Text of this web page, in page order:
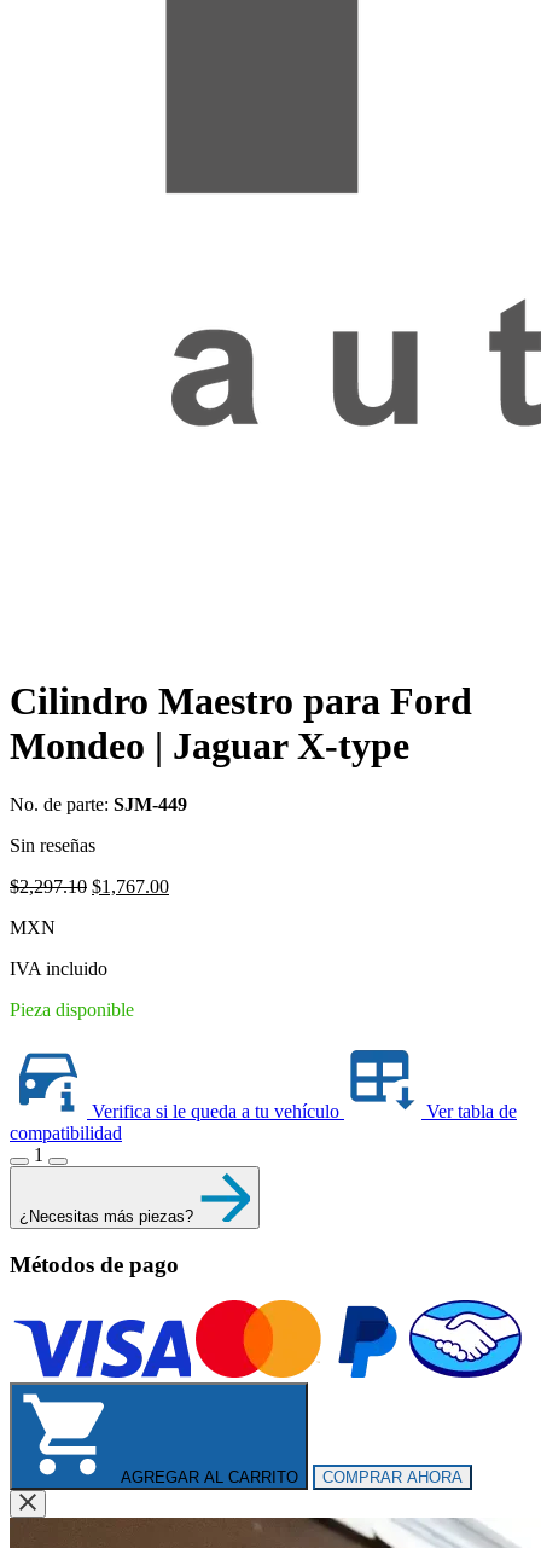
Cilindro Maestro para Ford
Mondeo | Jaguar X-type
No. de parte: SJM-449
Sin reseñas
$2,297.10 Original
$1,767.00Current
MXN
IVA incluido
Pieza disponible
Verifica si le queda a tu vehículo
Ver tabla de
compatibilidad
1
¿Necesitas más piezas?
Métodos de pago
AGREGAR AL CARRITO COMPRAR AHORA